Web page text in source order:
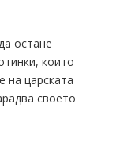
остане
които
на царската
своето